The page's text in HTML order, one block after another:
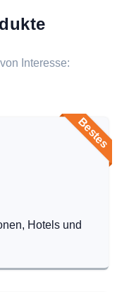
Interesse:
Bestes
Hotels und